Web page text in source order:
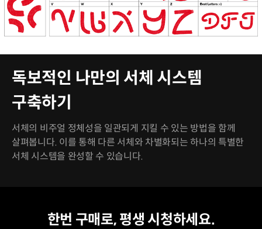
독보적인 나만의 서체 시스템
구축하기
서체의 비주얼 정체성을 일관되게 지킬 수 있는 방법을 함께
살펴봅니다. 이를 통해 다른 서체와 차별화되는 하나의 특별한
서체 시스템을 완성할 수 있습니다.
한번 구매로, 평생 시청하세요.